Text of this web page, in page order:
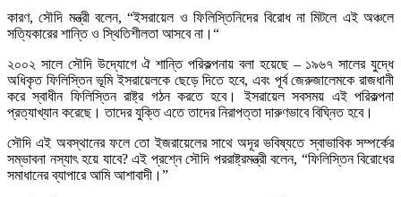
কারণ, সৌদি মন্ত্রী বলেন, “ইসরায়েল ও ফিলিস্তিনিদের বিরোধ না মিটলে এই অঞ্চলে
সত্যিকারের শান্তি ও স্থিতিশীলতা আসবে না।“
২০০২ সালে সৌদি উদ্যোগে ঐ শান্তি পরিকল্পনায় বলা হয়েছে – ১৯৬৭ সালের যুদ্ধে
অধিকৃত ফিলিস্তিন ভূমি ইসরায়েলকে ছেড়ে দিতে হবে, এবং পূর্ব জেরুজালেমকে রাজধানী
করে স্বাধীন ফিলিস্তিন রাষ্ট্র গঠন করতে হবে। ইসরায়েল সবসময় এই পরিকল্পনা
প্রত্যাখ্যান করেছে। তাদের যুক্তি এতে তাদের নিরাপত্তা দারুণভাবে বিঘ্নিত হবে।
সৌদি এই অবস্থানের ফলে তো ইজরায়েলের সাথে অদূর ভবিষ্যতে স্বাভাবিক সম্পর্কের
সম্ভাবনা নস্যাৎ হয়ে যাবে? এই প্রশ্নে সৌদি পররাষ্ট্রমন্ত্রী বলেন, “ফিলিস্তিন বিরোধের
সমাধানের ব্যাপারে আমি আশাবাদী।”